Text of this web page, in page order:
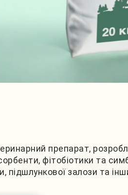
препарат,
фітобіотики та
залози та